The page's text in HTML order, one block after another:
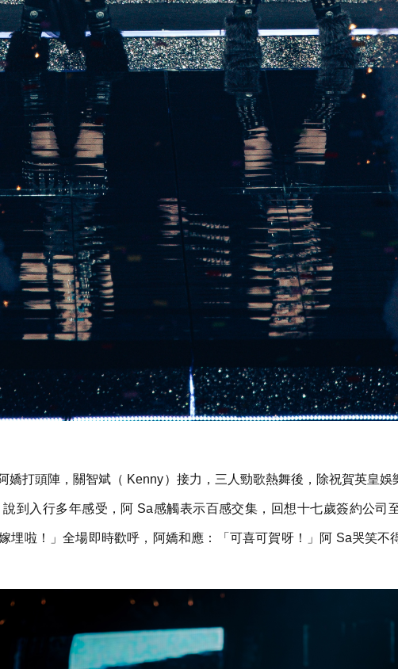
嬌打頭陣，關智斌（ Kenny）接力，三人勁歌熱舞後，除祝賀英皇娛
到入行多年感受，阿 Sa感觸表示百感交集，回想十七歲簽約公司
埋啦！」全場即時歡呼，阿嬌和應：「可喜可賀呀！」阿 Sa哭笑不